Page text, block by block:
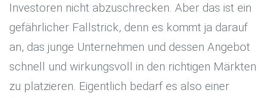
Investoren nicht abzuschrecken. Aber das ist ein
gefährlicher Fallstrick, denn es kommt ja darauf
an, das junge Unternehmen und dessen Angebot
schnell und wirkungsvoll in den richtigen Märkten
zu platzieren. Eigentlich bedarf es also einer